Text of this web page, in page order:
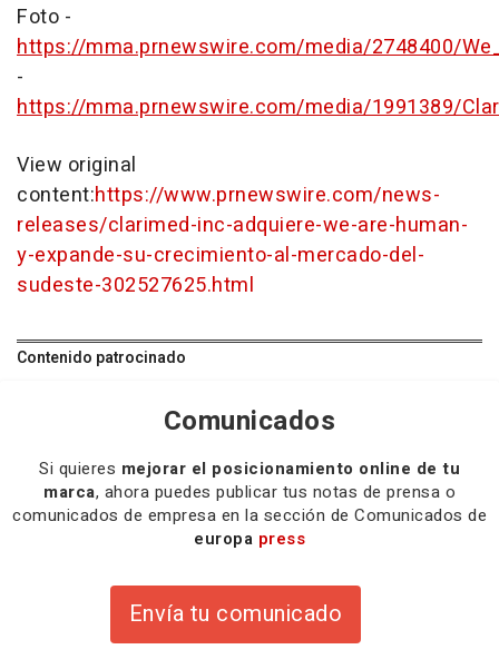
Foto -
https://mma.prnewswire.com/media/2748400/
-
https://mma.prnewswire.com/media/1991389/
View original
content:https://www.prnewswire.com/news-
releases/clarimed-inc-adquiere-we-are-human-
y-expande-su-crecimiento-al-mercado-del-
sudeste-302527625.html
Contenido patrocinado
Comunicados
Si quieres mejorar el posicionamiento online de tu
marca, ahora puedes publicar tus notas de prensa o
comunicados de empresa en la sección de Comunicados de
europa press
Envía tu comunicado